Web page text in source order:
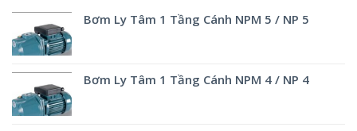
Bơm Ly Tâm 1 Tầng Cánh NPM 5 / NP 5
Bơm Ly Tâm 1 Tầng Cánh NPM 4 / NP 4